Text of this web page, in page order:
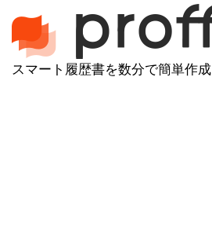
スマート履歴書を数分で簡単作成